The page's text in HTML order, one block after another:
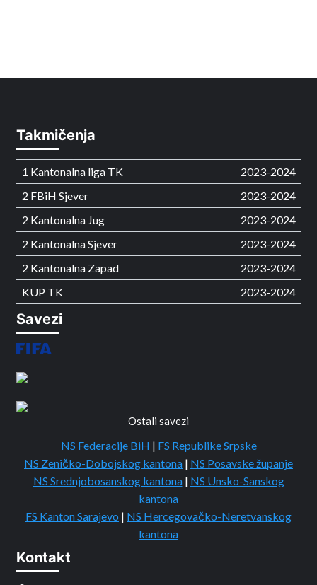
Takmičenja
1 Kantonalna liga TK
2023-2024
2 FBiH Sjever
2023-2024
2 Kantonalna Jug
2023-2024
2 Kantonalna Sjever
2023-2024
2 Kantonalna Zapad
2023-2024
KUP TK
2023-2024
Savezi
Ostali savezi
NS Federacije BiH | FS Republike Srpske
NS Zeničko-Dobojskog kantona | NS Posavske županje
NS Srednjobosanskog kantona | NS Unsko-Sanskog
kantona
FS Kanton Sarajevo | NS Hercegovačko-Neretvanskog
kantona
Kontakt